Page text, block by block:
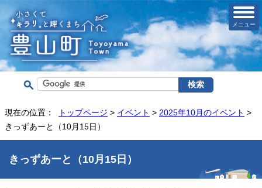
メニュー
現在の位置： トップページ > イベント > 2025年10月のイベント >
きっずあーと（10月15日）
きっずあーと（10月15日）